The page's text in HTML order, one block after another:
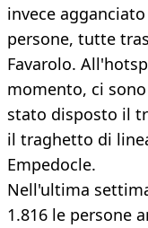
invece
persone, tutte
Favarolo.
momento, ci
stato disposto il
il traghetto di
Empedocle.
Nell'ultima
1.816 le persone